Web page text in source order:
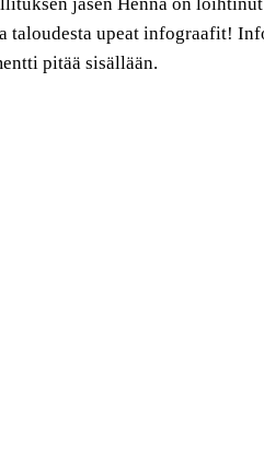
taloudesta upeat infograafit!
pitää sisällään.